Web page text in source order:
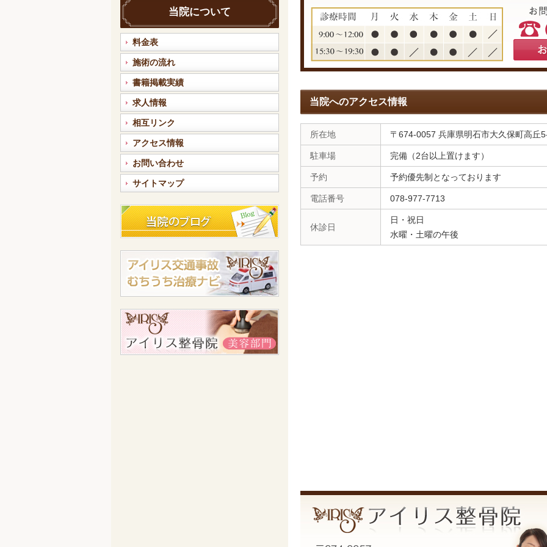
当院へのアクセス情報
所在地 〒674-0057 兵庫県明石市大久保町高丘
駐車場 完備（2台以上置けます）
予約 予約優先制となっております
電話番号 078-977-7713
休診日
日・祝日
水曜・土曜の午後
当院について
料金表
施術の流れ
書籍掲載実績
求人情報
相互リンク
アクセス情報
お問い合わせ
サイトマップ